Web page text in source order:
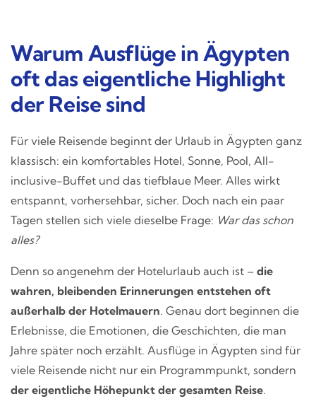
Warum Ausflüge in Ägypten
oft das eigentliche Highlight
der Reise sind
Für viele Reisende beginnt der Urlaub in Ägypten ganz
klassisch: ein komfortables Hotel, Sonne, Pool, All-
inclusive-Buffet und das tiefblaue Meer. Alles wirkt
entspannt, vorhersehbar, sicher. Doch nach ein paar
Tagen stellen sich viele dieselbe Frage: War das schon
alles?
Denn so angenehm der Hotelurlaub auch ist – die
wahren, bleibenden Erinnerungen entstehen oft
außerhalb der Hotelmauern. Genau dort beginnen die
Erlebnisse, die Emotionen, die Geschichten, die man
Jahre später noch erzählt. Ausflüge in Ägypten sind für
viele Reisende nicht nur ein Programmpunkt, sondern
der eigentliche Höhepunkt der gesamten Reise.